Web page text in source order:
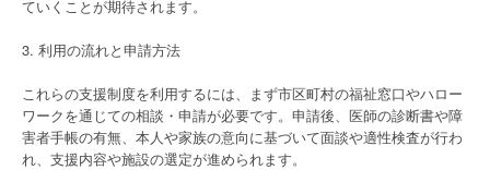
ていくことが期待されます。
3. 利用の流れと申請方法
これらの支援制度を利用するには、まず市区町村の福祉窓口やハロー
ワークを通じての相談・申請が必要です。申請後、医師の診断書や障
害者手帳の有無、本人や家族の意向に基づいて面談や適性検査が行わ
れ、支援内容や施設の選定が進められます。